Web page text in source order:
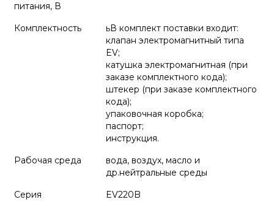
питания, В
Комплектность
ьВ комплект поставки входит:
клапан электромагнитный типа
EV;
катушка электромагнитная (при
заказе комплектного кода);
штекер (при заказе комплектного
кода);
упаковочная коробка;
паспорт;
инструкция.
Рабочая среда
вода, воздух, масло и
др.нейтральные среды
Серия
EV220B